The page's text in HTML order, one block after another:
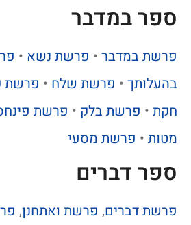
ספר במדבר
פרשת במדבר • פרשת נשא •
בהעלותך • פרשת שלח • פרשת
חקת • פרשת בלק • פרשת
מטות • פרשת מסעי
ספר דברים
פרשת דברים, פרשת ואתחנן,